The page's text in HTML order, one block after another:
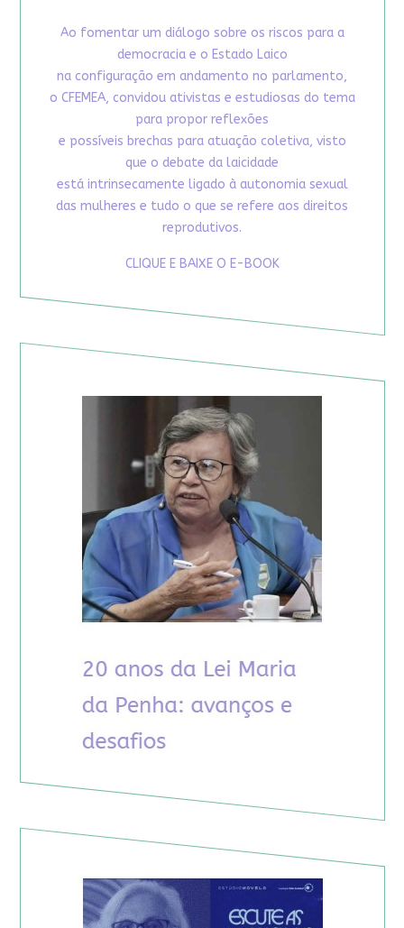
Ao fomentar um diálogo sobre os riscos para a
democracia e o Estado Laico
na configuração em andamento no parlamento,
o CFEMEA, convidou ativistas e estudiosas do tema
para propor reflexões
e possíveis brechas para atuação coletiva, visto
que o debate da laicidade
está intrinsecamente ligado à autonomia sexual
das mulheres e tudo o que se refere aos direitos
reprodutivos.
CLIQUE E BAIXE O E-BOOK